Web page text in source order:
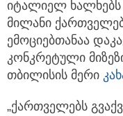
იტალიელ ხალხებს
მილანი
ემოციებთანაა
კონკრეტული
თბილისის მერი
„ქართველებს